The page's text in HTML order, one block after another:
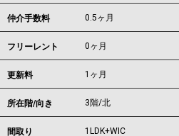
仲介手数料 0.5ヶ月
フリーレント 0ヶ月
更新料 1ヶ月
所在階/向き 3階/北
間取り 1LDK+WIC